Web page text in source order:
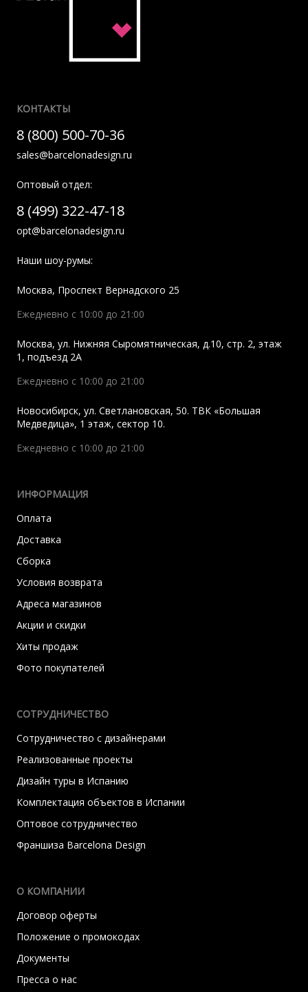
КОНТАКТЫ
8 (800) 500-70-36
sales@barcelonadesign.ru
Оптовый отдел:
8 (499) 322-47-18
opt@barcelonadesign.ru
Наши шоу-румы:
Москва, Проспект Вернадского 25
Ежедневно с 10:00 до 21:00
Москва, ул. Нижняя Сыромятническая, д.10, стр. 2, этаж
1, подъезд 2A
Ежедневно с 10:00 до 21:00
Новосибирск, ул. Светлановская, 50. ТВК «Большая
Медведица», 1 этаж, сектор 10.
Ежедневно с 10:00 до 21:00
ИНФОРМАЦИЯ
Оплата
Доставка
Сборка
Условия возврата
Адреса магазинов
Акции и скидки
Хиты продаж
Фото покупателей
СОТРУДНИЧЕСТВО
Сотрудничество с дизайнерами
Реализованные проекты
Дизайн туры в Испанию
Комплектация объектов в Испании
Оптовое сотрудничество
Франшиза Barcelona Design
О КОМПАНИИ
Договор оферты
Положение о промокодах
Документы
Пресса о нас